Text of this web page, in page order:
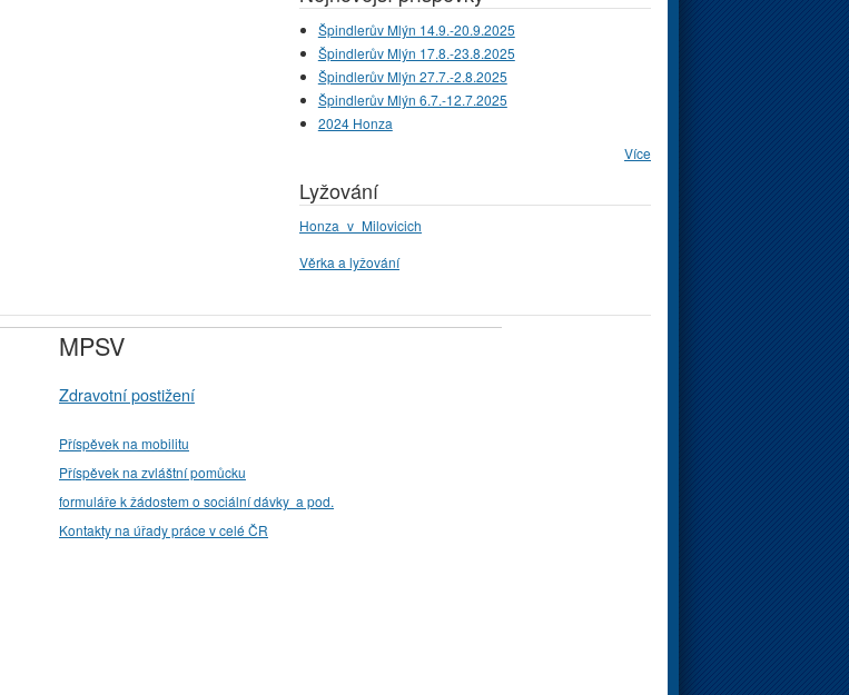
Špindlerův Mlýn 14.9.-20.9.2025
Špindlerův Mlýn 17.8.-23.8.2025
Špindlerův Mlýn 27.7.-2.8.2025
Špindlerův Mlýn 6.7.-12.7.2025
2024 Honza
Více
Lyžování
Honza_v_Milovicich
Věrka a lyžování
MPSV
Zdravotní postižení
Příspěvek na mobilitu
Příspěvek na zvláštní pomůcku
formuláře k žádostem o sociální dávky a pod.
Kontakty na úřady práce v celé ČR